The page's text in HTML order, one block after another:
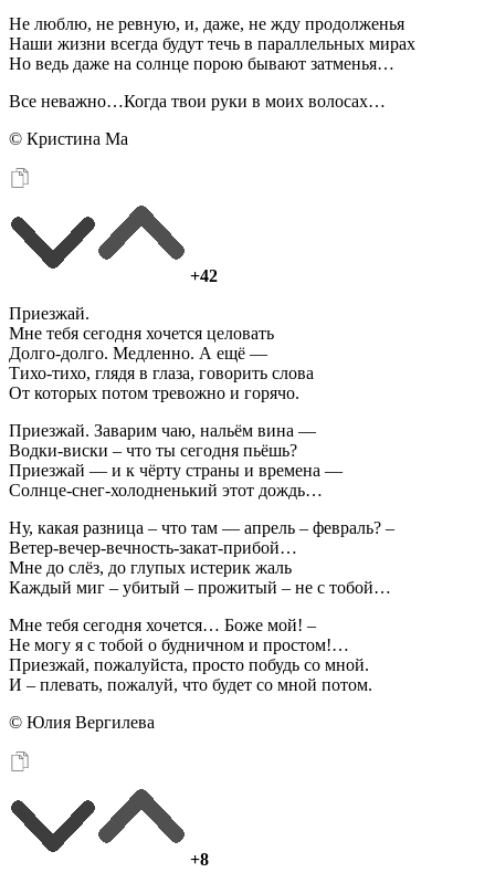
Не люблю, не ревную, и, даже, не жду продолженья
Наши жизни всегда будут течь в параллельных мирах
Но ведь даже на солнце порою бывают затменья…
Все неважно…Когда твои руки в моих волосах…
© Кристина Ма
+42
Приезжай.
Мне тебя сегодня хочется целовать
Долго-долго. Медленно. А ещё —
Тихо-тихо, глядя в глаза, говорить слова
От которых потом тревожно и горячо.
Приезжай. Заварим чаю, нальём вина —
Водки-виски – что ты сегодня пьёшь?
Приезжай — и к чёрту страны и времена —
Солнце-снег-холодненький этот дождь…
Ну, какая разница – что там — апрель – февраль? –
Ветер-вечер-вечность-закат-прибой…
Мне до слёз, до глупых истерик жаль
Каждый миг – убитый – прожитый – не с тобой…
Мне тебя сегодня хочется… Боже мой! –
Не могу я с тобой о будничном и простом!…
Приезжай, пожалуйста, просто побудь со мной.
И – плевать, пожалуй, что будет со мной потом.
© Юлия Вергилева
+8